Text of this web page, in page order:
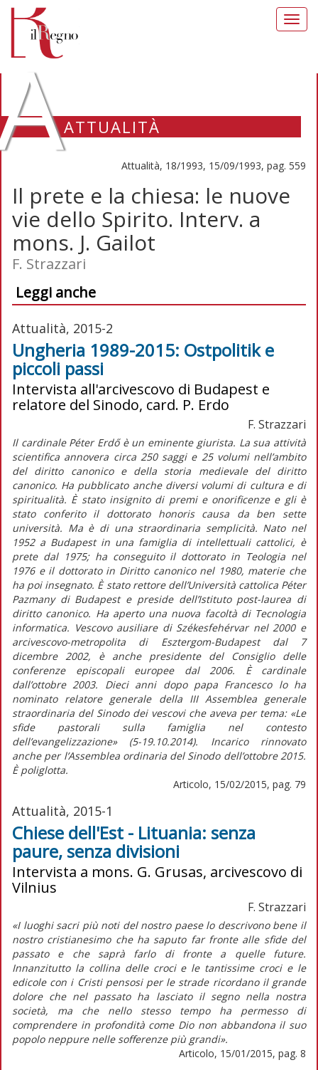
ATTUALITÀ
Attualità, 18/1993, 15/09/1993, pag. 559
Il prete e la chiesa: le nuove
vie dello Spirito. Interv. a
mons. J. Gailot
F. Strazzari
Leggi anche
Attualità, 2015-2
Ungheria 1989-2015: Ostpolitik e
piccoli passi
Intervista all'arcivescovo di Budapest e
relatore del Sinodo, card. P. Erdo
F. Strazzari
Il cardinale Péter Erdő è un eminente giurista. La sua attività
scientifica annovera circa 250 saggi e 25 volumi nell’ambito
del diritto canonico e della storia medievale del diritto
canonico. Ha pubblicato anche diversi volumi di cultura e di
spiritualità. È stato insignito di premi e onorificenze e gli è
stato conferito il dottorato honoris causa da ben sette
università. Ma è di una straordinaria semplicità. Nato nel
1952 a Budapest in una famiglia di intellettuali cattolici, è
prete dal 1975; ha conseguito il dottorato in Teologia nel
1976 e il dottorato in Diritto canonico nel 1980, materie che
ha poi insegnato. È stato rettore dell’Università cattolica Péter
Pazmany di Budapest e preside dell’Istituto post-laurea di
diritto canonico. Ha aperto una nuova facoltà di Tecnologia
informatica. Vescovo ausiliare di Székesfehérvar nel 2000 e
arcivescovo-metropolita di Esztergom-Budapest dal 7
dicembre 2002, è anche presidente del Consiglio delle
conferenze episcopali europee dal 2006. È cardinale
dall’ottobre 2003. Dieci anni dopo papa Francesco lo ha
nominato relatore generale della III Assemblea generale
straordinaria del Sinodo dei vescovi che aveva per tema: «Le
sfide pastorali sulla famiglia nel contesto
dell’evangelizzazione» (5-19.10.2014). Incarico rinnovato
anche per l’Assemblea ordinaria del Sinodo dell’ottobre 2015.
È poliglotta.
Articolo, 15/02/2015, pag. 79
Attualità, 2015-1
Chiese dell'Est - Lituania: senza
paure, senza divisioni
Intervista a mons. G. Grusas, arcivescovo di
Vilnius
F. Strazzari
«I luoghi sacri più noti del nostro paese lo descrivono bene il
nostro cristianesimo che ha saputo far fronte alle sfide del
passato e che saprà farlo di fronte a quelle future.
Innanzitutto la collina delle croci e le tantissime croci e le
edicole con i Cristi pensosi per le strade ricordano il grande
dolore che nel passato ha lasciato il segno nella nostra
società, ma che nello stesso tempo ha permesso di
comprendere in profondità come Dio non abbandona il suo
popolo neppure nelle sofferenze più grandi».
Articolo, 15/01/2015, pag. 8